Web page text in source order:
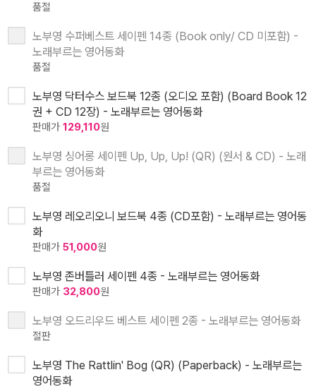
품절
노부영 수퍼베스트 세이펜 14종 (Book only/ CD 미포함) -
노래부르는 영어동화
품절
노부영 닥터수스 보드북 12종 (오디오 포함) (Board Book 12
권 + CD 12장) - 노래부르는 영어동화
판매가 129,110원
노부영 싱어롱 세이펜 Up, Up, Up! (QR) (원서 & CD) - 노래
부르는 영어동화
품절
노부영 레오리오니 보드북 4종 (CD포함) - 노래부르는 영어동
화
판매가 51,000원
노부영 존버틀러 세이펜 4종 - 노래부르는 영어동화
판매가 32,800원
노부영 오드리우드 베스트 세이펜 2종 - 노래부르는 영어동화
절판
노부영 The Rattlin' Bog (QR) (Paperback) - 노래부르는
영어동화